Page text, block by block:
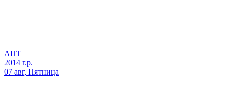
АПТ
2014 г.р.
07 авг, Пятница